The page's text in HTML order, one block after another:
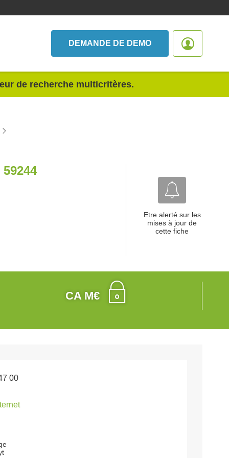
DEMANDE DE DEMO
de recherche multicritères.
Etre alerté sur les
mises à jour de
cette fiche
CA M€
00